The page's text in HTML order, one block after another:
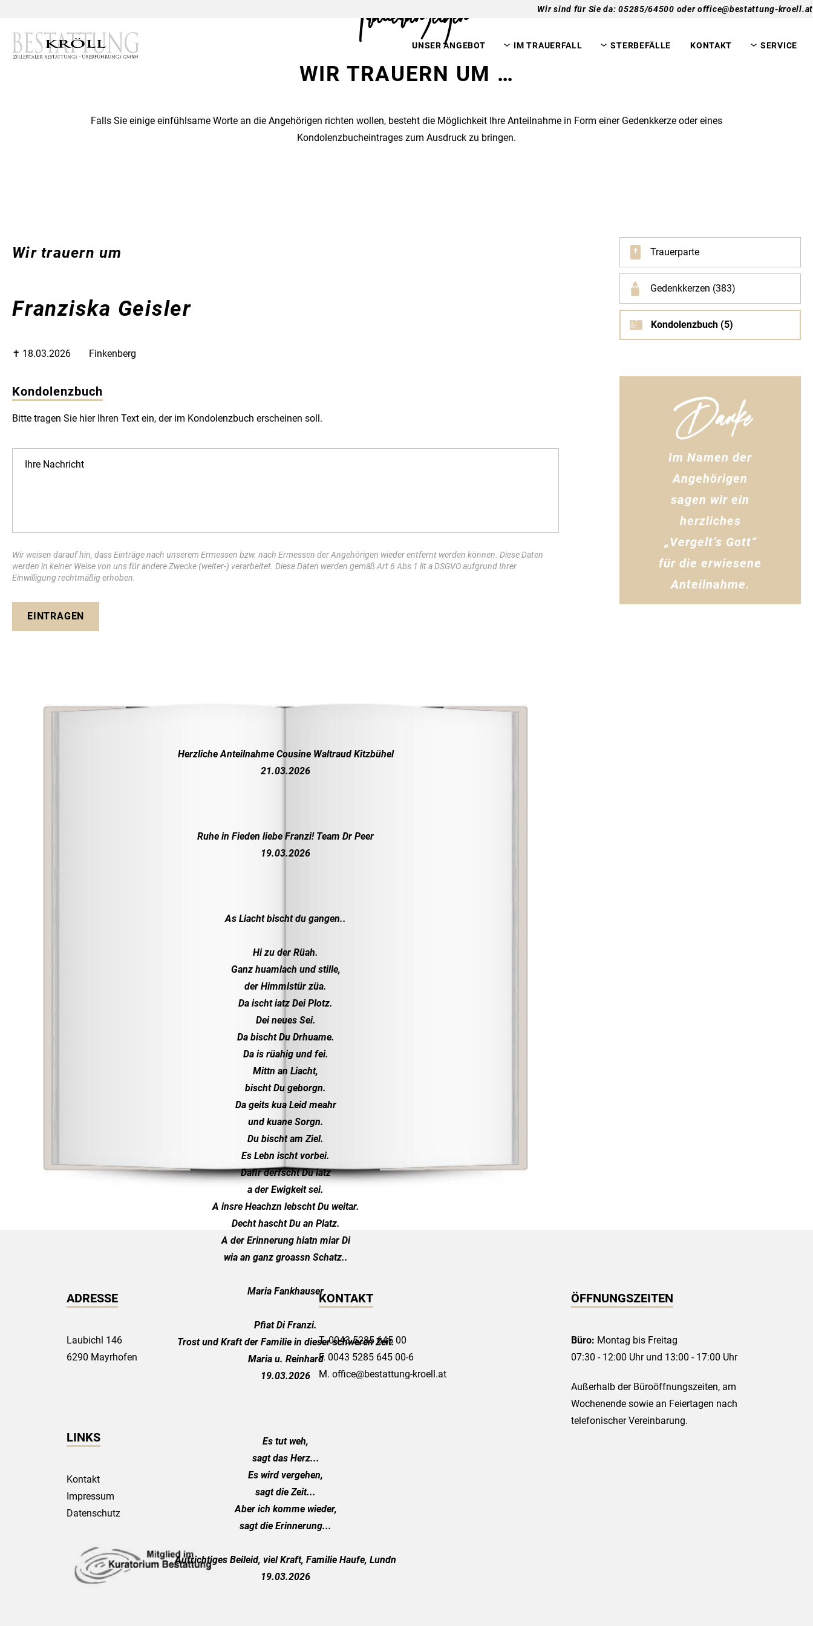
Wir sind für Sie da: 05285/64500 oder office@bestattung-kroell.at
UNSER ANGEBOT IM TRAUERFALL STERBEFÄLLE KONTAKT SERVICE
Traueranzeigen
WIR TRAUERN UM …
Falls Sie einige einfühlsame Worte an die Angehörigen richten wollen, besteht die Möglichkeit Ihre Anteilnahme in Form einer Gedenkkerze oder eines
Kondolenzbucheintrages zum Ausdruck zu bringen.
Wir trauern um
Franziska Geisler
✝︎ 18.03.2026 Finkenberg
Kondolenzbuch
Bitte tragen Sie hier Ihren Text ein, der im Kondolenzbuch erscheinen soll.
Wir weisen darauf hin, dass Einträge nach unserem Ermessen bzw. nach Ermessen der Angehörigen wieder entfernt werden können. Diese Daten
werden in keiner Weise von uns für andere Zwecke (weiter-) verarbeitet. Diese Daten werden gemäß Art 6 Abs 1 lit a DSGVO aufgrund Ihrer
Einwilligung rechtmäßig erhoben.
EINTRAGEN
Herzliche Anteilnahme Cousine Waltraud Kitzbühel
21.03.2026
Ruhe in Fieden liebe Franzi! Team Dr Peer
19.03.2026
As Liacht bischt du gangen..
Hi zu der Rüah.
Ganz huamlach und stille,
der Himmlstür züa.
Da ischt iatz Dei Plotz.
Dei neues Sei.
Da bischt Du Drhuame.
Da is rüahig und fei.
Mittn an Liacht,
bischt Du geborgn.
Da geits kua Leid meahr
und kuane Sorgn.
Du bischt am Ziel.
Es Lebn ischt vorbei.
Dafir derfscht Du iatz
a der Ewigkeit sei.
A insre Heachzn lebscht Du weitar.
Decht hascht Du an Platz.
A der Erinnerung hiatn miar Di
wia an ganz groassn Schatz..
Maria Fankhauser
Pfiat Di Franzi.
Trost und Kraft der Familie in dieser schweren Zeit.
Maria u. Reinhard
19.03.2026
Es tut weh,
sagt das Herz...
Es wird vergehen,
sagt die Zeit...
Aber ich komme wieder,
sagt die Erinnerung...
Aufrichtiges Beileid, viel Kraft, Familie Haufe, Lundn
19.03.2026
Trauerparte
Gedenkkerzen (383)
Kondolenzbuch (5)
Danke
Im Namen der
Angehörigen
sagen wir ein
herzliches
„Vergelt’s Gott“
für die erwiesene
Anteilnahme.
ADRESSE
Laubichl 146
6290 Mayrhofen
KONTAKT
T.0043 5285 645 00
F. 0043 5285 645 00-6
M. office@bestattung-kroell.at
ÖFFNUNGSZEITEN
Büro: Montag bis Freitag
07:30 - 12:00 Uhr und 13:00 - 17:00 Uhr
Außerhalb der Büroöffnungszeiten, am
Wochenende sowie an Feiertagen nach
telefonischer Vereinbarung.
LINKS
Kontakt
Impressum
Datenschutz